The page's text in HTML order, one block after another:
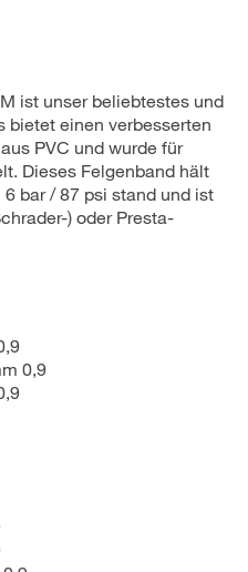
ist unser beliebtestes und
bietet einen verbesserten
PVC und wurde für
Dieses Felgenband hält
bar / 87 psi stand und ist
) oder Presta-
0,9